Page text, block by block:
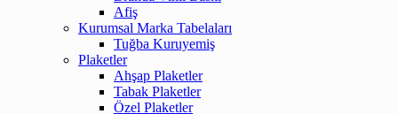
Afiş
Kurumsal Marka Tabelaları
Tuğba Kuruyemiş
Plaketler
Ahşap Plaketler
Tabak Plaketler
Özel Plaketler